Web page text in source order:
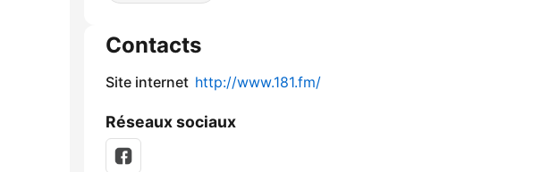
Contacts
Site internet http://www.181.fm/
Réseaux sociaux